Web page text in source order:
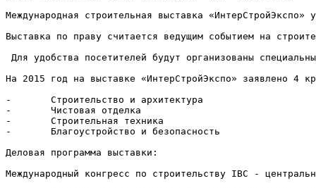
Международная строительная выставка
Выставка по праву считается ведущим событием на
Для удобства посетителей будут организованы
На 2015 год на выставке «ИнтерСтройЭкспо» заявлено 4
-	Строительство и архитектура
-	Чистовая отделка
-	Строительная техника
-	Благоустройство и безопасность
Деловая программа выставки:
Международный конгресс по строительству IBC -